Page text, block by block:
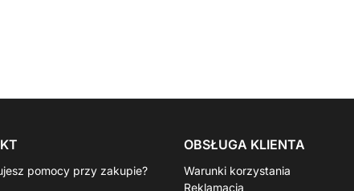
pomocy przy zakupie?
OBSŁUGA KLIENTA
Warunki korzystania
Reklamacja